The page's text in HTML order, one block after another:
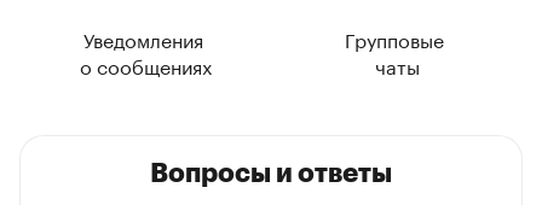
Уведомления
о сообщениях
Групповые
чаты
Вопросы и ответы